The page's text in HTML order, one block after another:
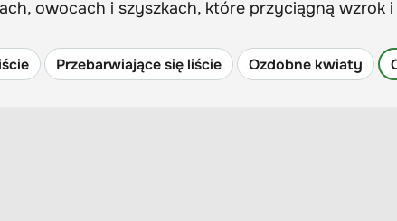
owocach i szyszkach, które przyciągną wzrok
Przebarwiające się liście Ozdobne kwiaty